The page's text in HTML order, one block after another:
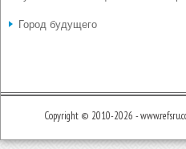
Город будущего
Copyright © 2010-2026 -